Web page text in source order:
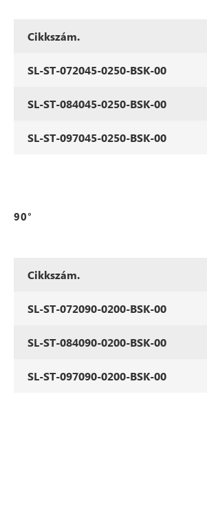
Cikkszám.
SL-ST-072045-0250-BSK-00
SL-ST-084045-0250-BSK-00
SL-ST-097045-0250-BSK-00
90°
Cikkszám.
SL-ST-072090-0200-BSK-00
SL-ST-084090-0200-BSK-00
SL-ST-097090-0200-BSK-00